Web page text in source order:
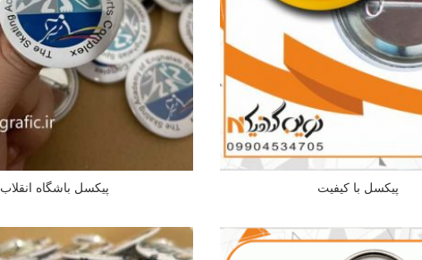
پیکسل با کیفیت پیکسل باشگاه انقلاب